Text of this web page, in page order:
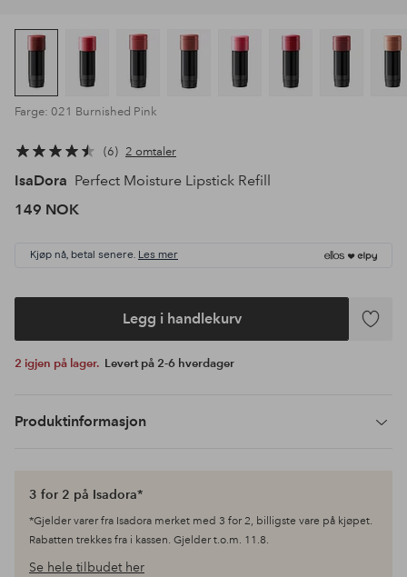
Farge: 021 Burnished Pink
6 2 omtaler
IsaDora Perfect Moisture Lipstick Refill
149 NOK
Kjøp nå, betal senere. Les mer
Legg i handlekurv
Legg
2 igjen på lager. Levert på 2-6 hverdager
Produktinformasjon
3 for 2 på Isadora*
*Gjelder varer fra Isadora merket med 3 for 2, billigste vare på kjøpet.
Rabatten trekkes fra i kassen. Gjelder t.o.m. 11.8.
Se hele tilbudet her